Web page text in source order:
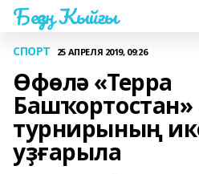
Беҙҙең Ҡыйғы
СПОРТ 25 АПРЕЛЯ 2019, 09:26
Өфөлә «Терра
Башҡортостан»
турнирының
уҙғарыла